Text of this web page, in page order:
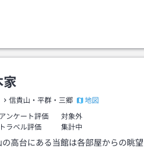
家
信貴山・平群・三郷
地図
ンケート評価
対象外
ラベル評価
集計中
の高台にある当館は各部屋からの眺望